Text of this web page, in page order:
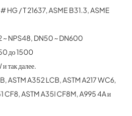
# HG / T 21637, ASME B31.3, ASME
~ NPS48, DN50 ~ DN600
до 1500
так далее.
ASTM A352 LCB, ASTM A217 WC6,
CF8, ASTM A35l CF8M, A995 4A и